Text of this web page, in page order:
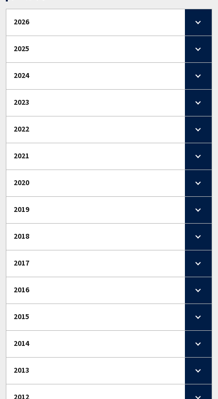
2026
2025
2024
2023
2022
2021
2020
2019
2018
2017
2016
2015
2014
2013
2012